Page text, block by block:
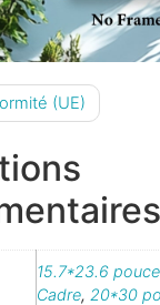
(UE)
15.7*23.6
Cadre, 20*30